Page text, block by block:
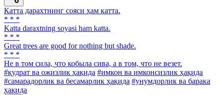
Катта дарахтнинг сояси ҳам катта.
* * *
Katta daraxtning soyasi ham katta.
* * *
Great trees are good for nothing but shade.
* * *
He в том сила, что кобыла сива, а в том, что не везет.
#қудрат ва ожизлик ҳақида #имкон ва имконсизлик ҳақида
#самарадорлик ва бесамарлик ҳақида #унумдорлик ва барака
ҳақида